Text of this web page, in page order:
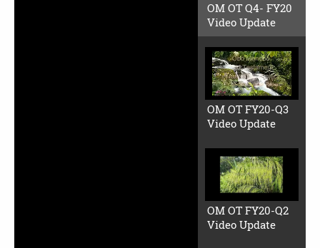
OM OT Q4- FY20
Video Update
OM OT FY20-Q3
Video Update
OM OT FY20-Q2
Video Update